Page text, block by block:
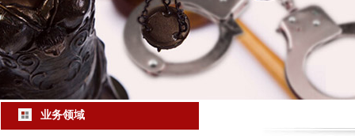
业务领域